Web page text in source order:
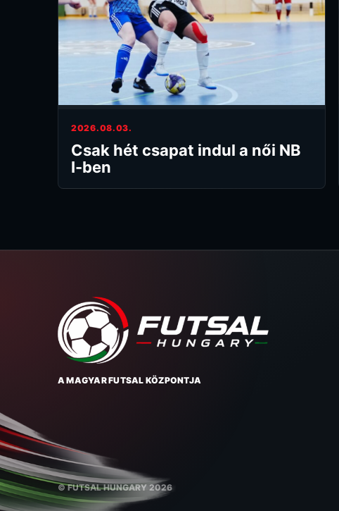
2026.08.03.
Csak hét csapat indul a női NB
I-ben
A MAGYAR FUTSAL KÖZPONTJA
© FUTSAL HUNGARY 2026